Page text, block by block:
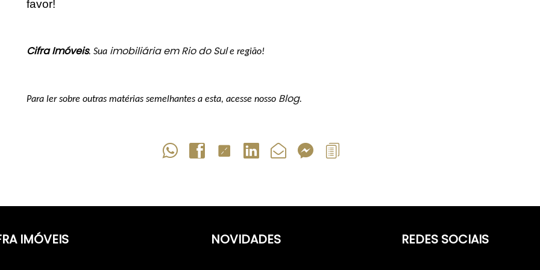
favor!
Cifra Imóveis. Sua imobiliária em Rio do Sul e região!
Para ler sobre outras matérias semelhantes a esta, acesse nosso Blog.
IMÓVEIS NOVIDADES REDES SOCIAIS